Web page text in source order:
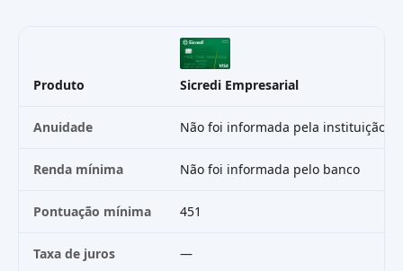
Produto Sicredi Empresarial
Anuidade Não foi informada pela instituição
Renda mínima Não foi informada pelo banco
Pontuação mínima 451
Taxa de juros —